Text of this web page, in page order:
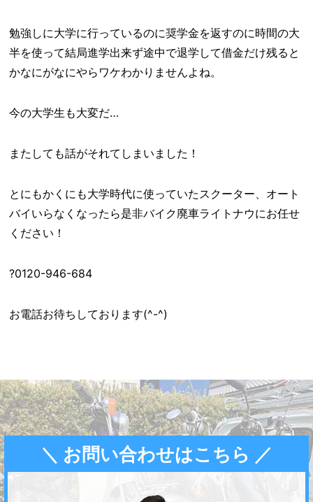
勉強しに大学に行っているのに奨学金を返すのに時間の大
半を使って結局進学出来ず途中で退学して借金だけ残ると
かなにがなにやらワケわかりませんよね。
今の大学生も大変だ…
またしても話がそれてしまいました！
とにもかくにも大学時代に使っていたスクーター、オート
バイいらなくなったら是非バイク廃車ライトナウにお任せ
ください！
?0120-946-684
お電話お待ちしております(^-^)
＼ お問い合わせはこちら ／